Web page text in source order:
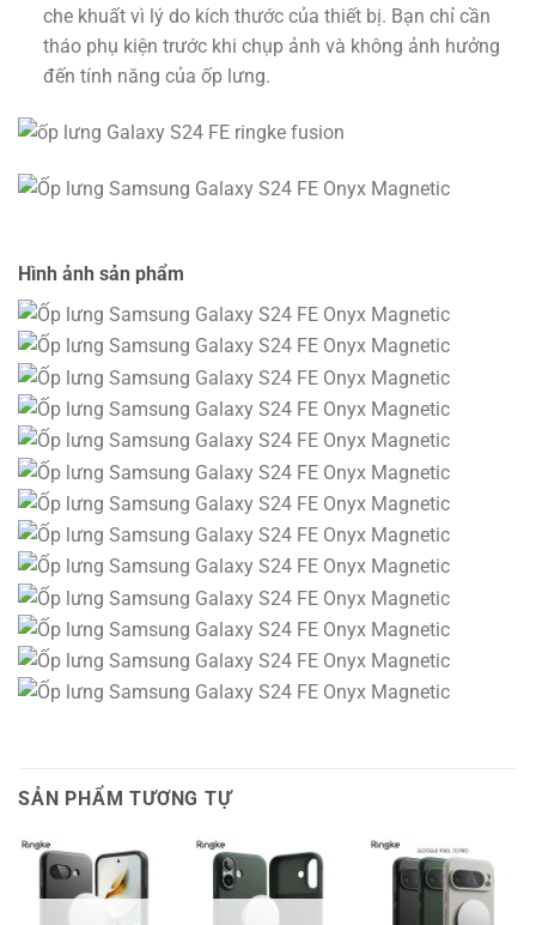
che khuất vì lý do kích thước của thiết bị. Bạn chỉ cần
tháo phụ kiện trước khi chụp ảnh và không ảnh hưởng
đến tính năng của ốp lưng.
Hình ảnh sản phẩm
SẢN PHẨM TƯƠNG TỰ